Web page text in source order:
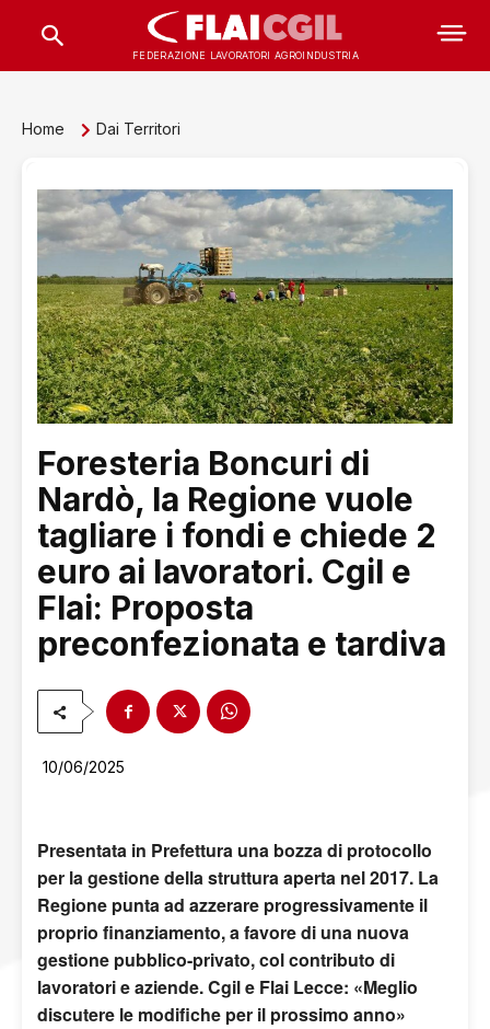
FEDERAZIONE LAVORATORI AGROINDUSTRIA
Home Dai Territori
Foresteria Boncuri di
Nardò, la Regione vuole
tagliare i fondi e chiede 2
euro ai lavoratori. Cgil e
Flai: Proposta
preconfezionata e tardiva
10/06/2025
Presentata in Prefettura una bozza di protocollo
per la gestione della struttura aperta nel 2017. La
Regione punta ad azzerare progressivamente il
proprio finanziamento, a favore di una nuova
gestione pubblico-privato, col contributo di
lavoratori e aziende. Cgil e Flai Lecce: «Meglio
discutere le modifiche per il prossimo anno»